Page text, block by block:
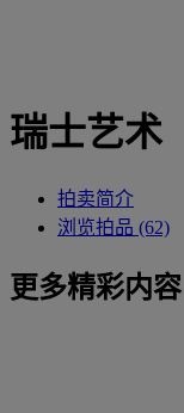
瑞士艺术
拍卖简介
浏览拍品 (62)
更多精彩内容